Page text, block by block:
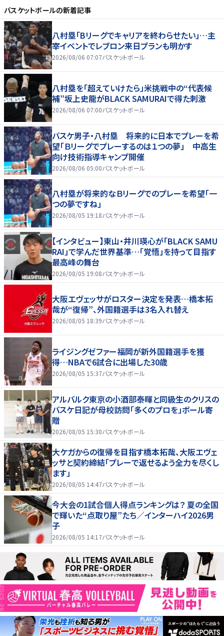
バスケットボールの新着記事
八村塁「Bリーグでキャリアを終わらせたい」…主
宰イベントでレブロン来日プランも明かす
2026/08/06 07:07バスケットボール
八村塁を「超えていけたら」米挑戦中の“代表候
補”坂上史龍がBLACK SAMURAIで得た刺激
2026/08/06 07:00バスケットボール
バスケ男子・八村塁 将来的に日本でプレーを希
望「Ｂリーグでプレーするのは１つの夢」 中高生
向け技術指導キャンプ開催
2026/08/06 05:00バスケットボール
八村塁が将来的なＢリーグでのプレーを希望「一
つの夢ですね」
2026/08/05 19:18バスケットボール
【インタビュー】東山・井川瑛心が「BLACK SAMU
RAI」で学んだ世界基準…「覚悟」を持って目指す
最高峰の舞台
2026/08/05 19:08バスケットボール
大阪エヴェッサがロスター決定を発表…橋本拓
哉が“復帰”、外国籍選手は3名入れ替え
2026/08/05 18:39バスケットボール
ライジングゼファー福岡が新外国籍選手を獲
得…NBAで6試合に出場した30歳
2026/08/05 15:37バスケットボール
アルバルク東京の小酒部泰暉と同級生のクリスの
バスケ日記が母校訪問「多くのプロを」ボール寄
贈
2026/08/05 15:30バスケットボール
大ケガからの復帰を目指す橋本拓哉、大阪エヴェ
ッサと契約締結「プレーで返せるよう全力を尽くし
ます」
2026/08/05 14:47バスケットボール
今大会の1試合個人得点ランキングは？ 夏の全国
で輝いた“点取り屋”たち／インターハイ2026男
子
2026/08/05 14:17バスケットボール